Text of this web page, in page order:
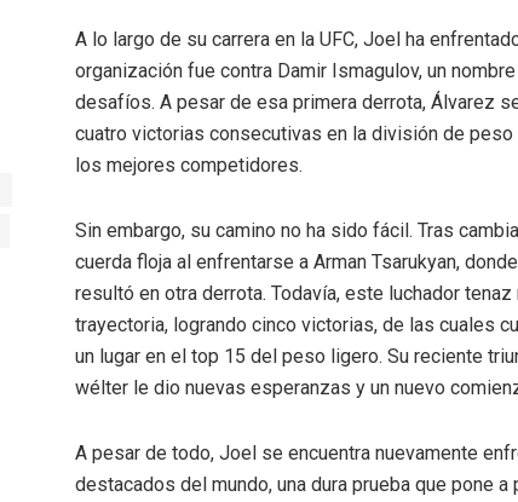
A lo largo de su carrera en la UFC, Joel ha
organización fue contra Damir Ismagulov, un
desafíos. A pesar de esa primera derrota, Álvarez
cuatro victorias consecutivas en la división de
los mejores competidores.
Sin embargo, su camino no ha sido fácil. Tras
cuerda floja al enfrentarse a Arman Tsarukyan,
resultó en otra derrota. Todavía, este luchador
trayectoria, logrando cinco victorias, de las cuales
un lugar en el top 15 del peso ligero. Su reciente
wélter le dio nuevas esperanzas y un nuevo
A pesar de todo, Joel se encuentra nuevamente
destacados del mundo, una dura prueba que pone